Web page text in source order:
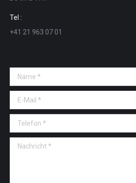
window
Tel :
+41 21 963 07 01
Name *
E-Mail *
Telefon *
Nachricht *